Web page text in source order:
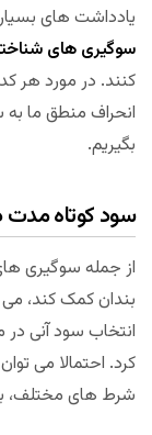
یادداشت های
سوگیری های
کنند. در مورد هر
انحراف منطق ما
بگیریم.
سود کوتاه مدت
از جمله سوگیری
انتخاب سود آنی
کرد. احتمالا می
شرط های مختلف،